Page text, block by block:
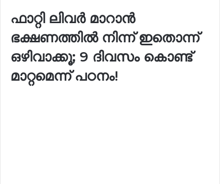
ഫാറ്റി ലിവർ മാറാൻ
ഭക്ഷണത്തിൽ നിന്ന് ഇതൊന്ന്
ഒഴിവാക്കൂ; 9 ദിവസം കൊണ്ട്
മാറ്റമെന്ന് പഠനം!